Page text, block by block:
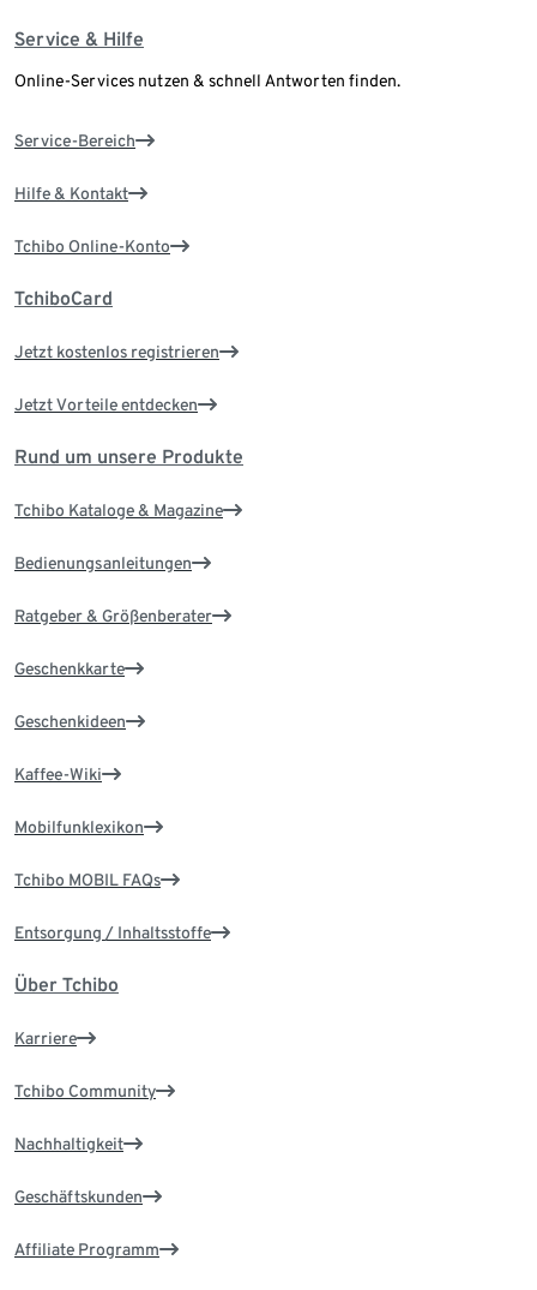
Service & Hilfe
Online-Services nutzen & schnell Antworten finden.
Service-Bereich
Hilfe & Kontakt
Tchibo Online-Konto
TchiboCard
Jetzt kostenlos registrieren
Jetzt Vorteile entdecken
Rund um unsere Produkte
Tchibo Kataloge & Magazine
Bedienungsanleitungen
Ratgeber & Größenberater
Geschenkkarte
Geschenkideen
Kaffee-Wiki
Mobilfunklexikon
Tchibo MOBIL FAQs
Entsorgung / Inhaltsstoffe
Über Tchibo
Karriere
Tchibo Community
Nachhaltigkeit
Geschäftskunden
Affiliate Programm